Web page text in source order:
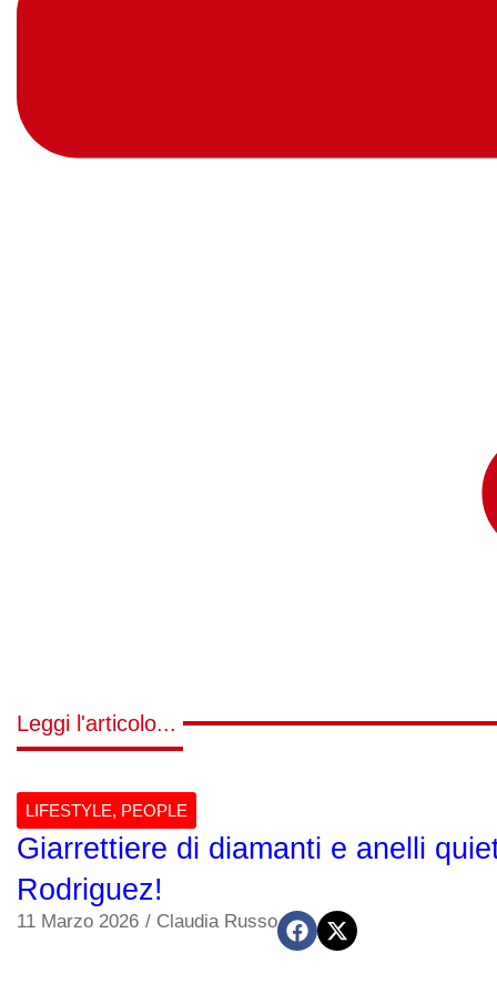
Leggi l'articolo...
LIFESTYLE, PEOPLE
Giarrettiere di diamanti e anelli
Rodriguez!
11 Marzo 2026 / Claudia Russo